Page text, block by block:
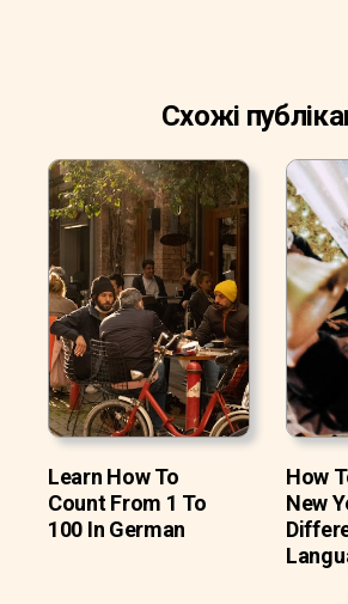
Схожі
Learn How To
Count From 1 To
100 In German
How
New